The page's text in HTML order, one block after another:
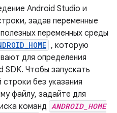
Android Studio и
задав переменные
переменных среды
, которую
для определения
SDK. Чтобы запускать
без указания
файлу, задайте для
команд ANDROID_HOME